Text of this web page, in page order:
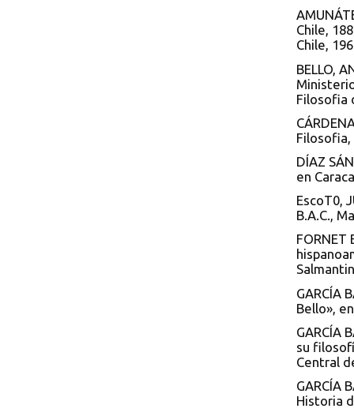
Chile,
Chile,
BELLO,
Filosofia
Filosofia,
DÍAZ
en
EscoT0,
B.A.C.,
FORNET
GARCÍA
Bello»,
GARCÍA
su
Central
GARCÍA
Historia